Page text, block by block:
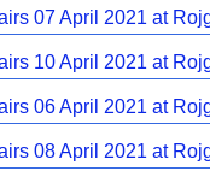
07 April 2021 at
10 April 2021 at
06 April 2021 at
08 April 2021 at